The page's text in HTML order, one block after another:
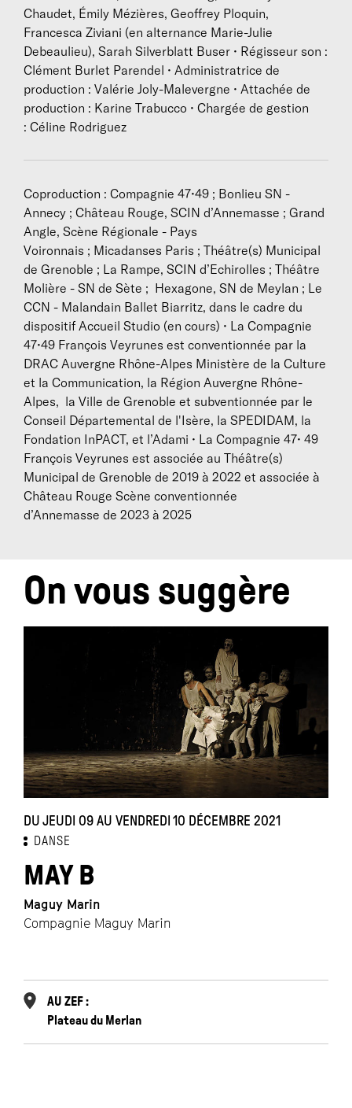
Dans ses processus de création liés au plateau et
dans ses actions artistiques impliquant des
populations du territoire, il cherche à révéler la
singularité de chacun danseurs, circassiens,
comédiens professionnels, personnes amateures, en
milieu scolaire, en voie de réinsertion, en situation de
milieu carcéral.
Ses créations rencontrent un vaste public et ses
dernières pièces bénéficient de tournées
importantes en France et à l’étranger. En octobre
2014, il est lauréat du concours international de
danse Masdanza aux îles Canaries (prix du jury et
prix du public). En 2015, la compagnie représente la
France à la journée internationale de la danse à
Shanghai, puis est invitée au Sidance à Séoul et à
Busan en Corée ainsi qu’à la plateforme
internationale d’Almada à Lisbonne. En mars 2017, il
parachève avecSisyphe Heureux,Une Trilogie
Humaine , trois volets chorégraphiques pour six
danseurs, présente en Avignon en juillet 2018, puis en
septembre à la Biennale de la Danse de Lyon.
AvecOutrenoir, créée en octobre 2019, il entame une
nouvelle trilogie,Humain trop Humain
sa compagnie, une association avec le Théâtre
Il est artiste associé au Dôme Théâtre Scène
conventionnée d’Albertville pour la saison 2020/21 et
Résonance
nouvelle équipe de 7 danseurs.
Il sera artiste associé à Château Rouge, Scène
Conventionnée d’Anemasse d’intérêt national Art et
Création au titre des nouvelles écritures du corps et
de la parole de 2022 à 2024.
Chaudet, Émily Mézières, Geoffrey Ploquin,
Francesca Ziviani (en alternance Marie-Julie
Debeaulieu), Sarah Silverblatt Buser • Régisseur son :
Clément Burlet Parendel • Administratrice de
production : Valérie Joly-Malevergne • Attachée de
production : Karine Trabucco • Chargée de gestion
: Céline Rodriguez
Coproduction : Compagnie 47•49 ; Bonlieu SN -
Annecy ; Château Rouge, SCIN d’Annemasse ; Grand
Angle, Scène Régionale - Pays
Voironnais ; Micadanses Paris ; Théâtre(s) Municipal
de Grenoble ; La Rampe, SCIN d’Echirolles ; Théâtre
Molière - SN de Sète ; Hexagone, SN de Meylan ; Le
CCN - Malandain Ballet Biarritz, dans le cadre du
dispositif Accueil Studio (en cours) • La Compagnie
47•49 François Veyrunes est conventionnée par la
DRAC Auvergne Rhône-Alpes Ministère de la Culture
et la Communication, la Région Auvergne Rhône-
Alpes, la Ville de Grenoble et subventionnée par le
Conseil Départemental de l'Isère, la SPEDIDAM, la
Fondation InPACT, et l’Adami • La Compagnie 47• 49
François Veyrunes est associée au Théâtre(s)
Municipal de Grenoble de 2019 à 2022 et associée à
Château Rouge Scène conventionnée
d’Annemasse de 2023 à 2025
On vous suggère
DU JEUDI 09 AU VENDREDI 10 DÉCEMBRE 2021
DANSE
MAY B
Maguy Marin
Compagnie Maguy Marin
AU ZEF :
Plateau du Merlan